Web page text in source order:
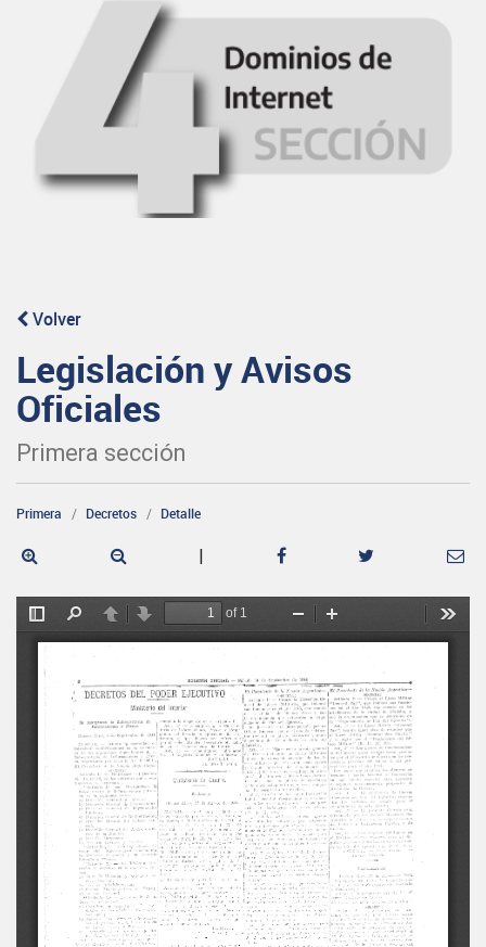
Volver
Legislación y Avisos
Oficiales
Primera sección
Primera Decretos Detalle
|